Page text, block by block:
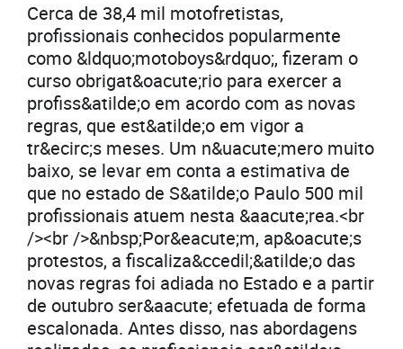
Cerca de 38,4 mil motofretistas,
profissionais conhecidos popularmente
como &ldquo;motoboys&rdquo;, fizeram o
curso obrigat&oacute;rio para exercer a
profiss&atilde;o em acordo com as novas
regras, que est&atilde;o em vigor a
tr&ecirc;s meses. Um n&uacute;mero muito
baixo, se levar em conta a estimativa de
que no estado de S&atilde;o Paulo 500 mil
profissionais atuem nesta &aacute;rea.<br
/><br />&nbsp;Por&eacute;m, ap&oacute;s
protestos, a fiscaliza&ccedil;&atilde;o das
novas regras foi adiada no Estado e a partir
de outubro ser&aacute; efetuada de forma
escalonada. Antes disso, nas abordagens